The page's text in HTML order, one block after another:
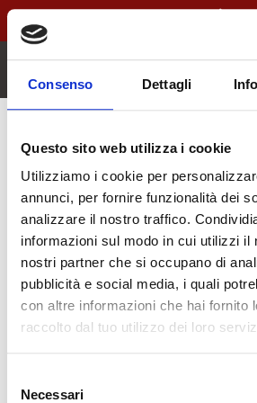
Consenso Dettagli
Questo sito web utilizza i cookie
Utilizziamo i cookie per
annunci, per fornire funzionalità dei
analizzare il nostro traffico.
informazioni sul modo in cui utilizzi il
nostri partner che si occupano di
pubblicità e social media, i quali
con altre informazioni che hai fornito
raccolto dal tuo utilizzo dei loro
delNecessari
Ad agosto l'impianto GPL ègratuitosu
Richiedi maggiori
Dashboard
MODELLI
G03F
G01
G01 Pro